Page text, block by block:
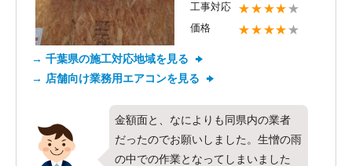
工事対応 ★★★★★
価格 ★★★★★
→ 千葉県の施工対応地域を見る
→ 店舗向け業務用エアコンを見る
金額面と、なによりも同県内の業者
だったのでお願いしました。生憎の雨
の中での作業となってしまいました